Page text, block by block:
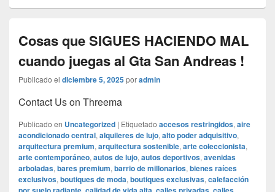
Cosas que SIGUES HACIENDO MAL
cuando juegas al Gta San Andreas !
Publicado el diciembre 5, 2025poradmin
Contact Us on Threema
Publicado en Uncategorized | Etiquetado accesos restringidos, aire
acondicionado central, alquileres de lujo, alto poder adquisitivo,
arquitectura premium, arquitectura sostenible, arte coleccionista,
arte contemporáneo, autos de lujo, autos deportivos, avenidas
arboladas, bares premium, barrio de millonarios, bienes raíces
exclusivos, boutiques de moda, boutiques exclusivas, calefacción